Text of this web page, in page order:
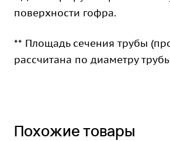
поверхности гофра.
** Площадь сечения трубы
рассчитана по диаметру
Похожие товары